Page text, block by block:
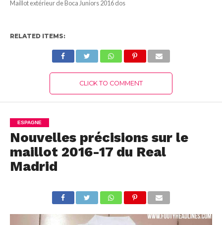
Maillot extérieur de Boca Juniors 2016 dos
RELATED ITEMS:
CLICK TO COMMENT
ESPAGNE
Nouvelles précisions sur le
maillot 2016-17 du Real
Madrid